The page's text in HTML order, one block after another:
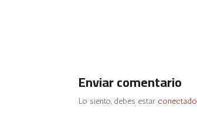
Enviar comentario
Lo siento, debes estar conectado